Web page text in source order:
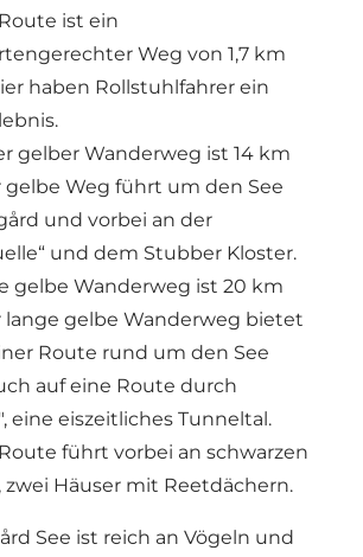
ist ein
Weg von 1,7 km
haben Rollstuhlfahrer ein
gelber Wanderweg ist 14 km
gelbe Weg führt um den See
und vorbei an der
und dem Stubber Kloster.
gelbe Wanderweg ist 20 km
lange gelbe Wanderweg bietet
Route rund um den See
auf eine Route durch
eine eiszeitliches Tunneltal.
führt vorbei an schwarzen
zwei Häuser mit Reetdächern.
See ist reich an Vögeln und